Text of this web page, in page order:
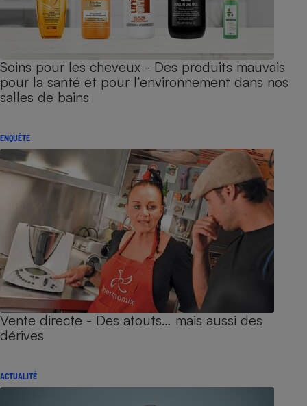
Soins pour les cheveux - Des produits mauvais
pour la santé et pour l’environnement dans nos
salles de bains
ENQUÊTE
Vente directe - Des atouts… mais aussi des
dérives
ACTUALITÉ